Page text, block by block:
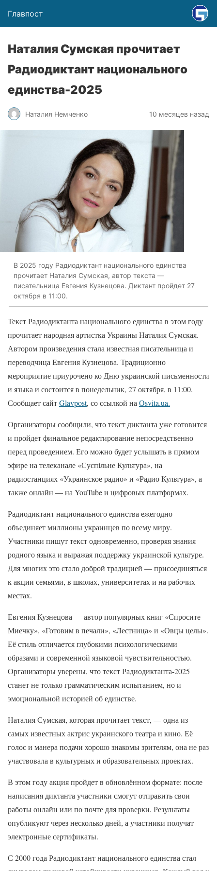
Главпост
Наталия Сумская прочитает
Радиодиктант национального
единства-2025
Наталия Немченко 10 месяцев назад
В 2025 году Радиодиктант национального единства
прочитает Наталия Сумская, автор текста —
писательница Евгения Кузнецова. Диктант пройдет 27
октября в 11:00.
Текст Радиодиктанта национального единства в этом году
прочитает народная артистка Украины Наталия Сумская.
Автором произведения стала известная писательница и
переводчица Евгения Кузнецова. Традиционно
мероприятие приурочено ко Дню украинской письменности
и языка и состоится в понедельник, 27 октября, в 11:00.
Сообщает сайтGlavpost, со ссылкой на Оsvita.ua.
Организаторы сообщили, что текст диктанта уже готовится
и пройдет финальное редактирование непосредственно
перед проведением. Его можно будет услышать в прямом
эфире на телеканале «Суспільне Культура», на
радиостанциях «Украинское радио» и «Радио Культура», а
также онлайн — на YouTube и цифровых платформах.
Радиодиктант национального единства ежегодно
объединяет миллионы украинцев по всему миру.
Участники пишут текст одновременно, проверяя знания
родного языка и выражая поддержку украинской культуре.
Для многих это стало доброй традицией — присоединяться
к акции семьями, в школах, университетах и на рабочих
местах.
Евгения Кузнецова — автор популярных книг «Спросите
Миечку», «Готовим в печали», «Лестница» и «Овцы целы».
Её стиль отличается глубокими психологическими
образами и современной языковой чувствительностью.
Организаторы уверены, что текст Радиодиктанта-2025
станет не только грамматическим испытанием, но и
эмоциональной историей об единстве.
Наталия Сумская, которая прочитает текст, — одна из
самых известных актрис украинского театра и кино. Её
голос и манера подачи хорошо знакомы зрителям, она не раз
участвовала в культурных и образовательных проектах.
В этом году акция пройдет в обновлённом формате: после
написания диктанта участники смогут отправить свои
работы онлайн или по почте для проверки. Результаты
опубликуют через несколько дней, а участники получат
электронные сертификаты.
С 2000 года Радиодиктант национального единства стал